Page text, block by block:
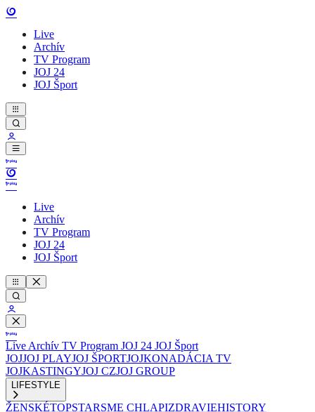
Live
Archív
TV Program
JOJ 24
JOJ Šport
Live
Archív
TV Program
JOJ 24
JOJ Šport
Live Archív TV Program JOJ 24 JOJ Šport
JOJJOJ PLAYJOJ ŠPORTJOJKONADÁCIA TV
JOJKASTINGYJOJ CZJOJ GROUP
LIFESTYLE
ŽENSKÉTOPSTARSME CHLAPIZDRAVIEHISTORY